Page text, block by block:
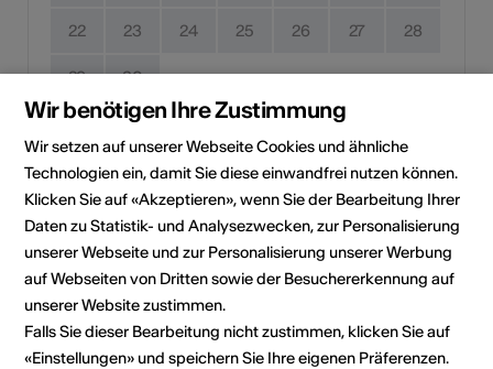
22 23 24 25 26 27 28
29 30
Kein Durchführungsdatum
Klicken Sie auf ein Datum, um die Veranstaltung Ihrem
persönlichen Kalender hinzuzufügen.
Eventinformationen
Wir benötigen Ihre Zustimmung
Wir setzen auf unserer Webseite Cookies und ähnliche
Technologien ein, damit Sie diese einwandfrei nutzen können.
Klicken Sie auf «Akzeptieren», wenn Sie der Bearbeitung Ihrer
Daten zu Statistik- und Analysezwecken, zur Personalisierung
unserer Webseite und zur Personalisierung unserer Werbung
auf Webseiten von Dritten sowie der Besuchererkennung auf
unserer Website zustimmen.
Falls Sie dieser Bearbeitung nicht zustimmen, klicken Sie auf
«Einstellungen» und speichern Sie Ihre eigenen Präferenzen.